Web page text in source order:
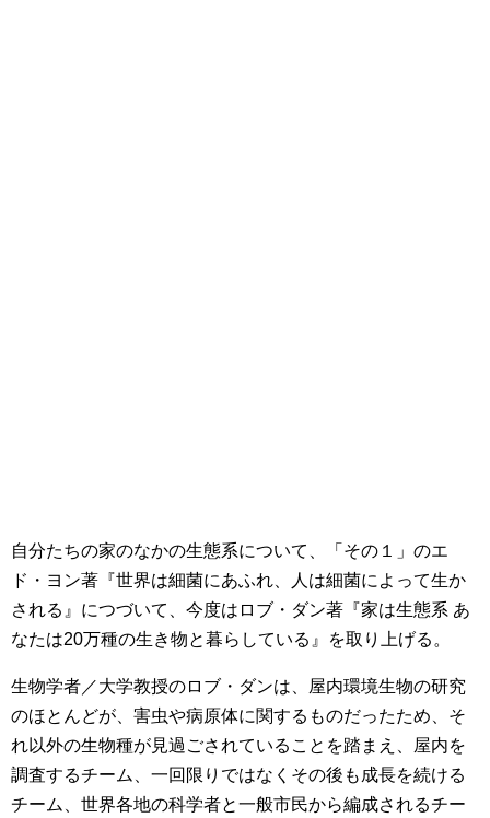
自分たちの家のなかの生態系について、「その１」のエ
ド・ヨン著『世界は細菌にあふれ、人は細菌によって生か
される』につづいて、今度はロブ・ダン著『家は生態系 あ
なたは20万種の生き物と暮らしている』を取り上げる。
生物学者／大学教授のロブ・ダンは、屋内環境生物の研究
のほとんどが、害虫や病原体に関するものだったため、そ
れ以外の生物種が見過ごされていることを踏まえ、屋内を
調査するチーム、一回限りではなくその後も成長を続ける
チーム、世界各地の科学者と一般市民から編成されるチー